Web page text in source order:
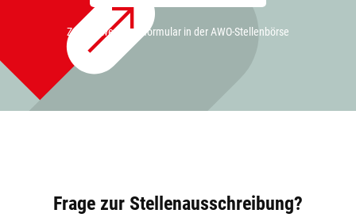
Zum Bewerbungsformular in der AWO-Stellenbörse
Frage zur Stellenausschreibung?